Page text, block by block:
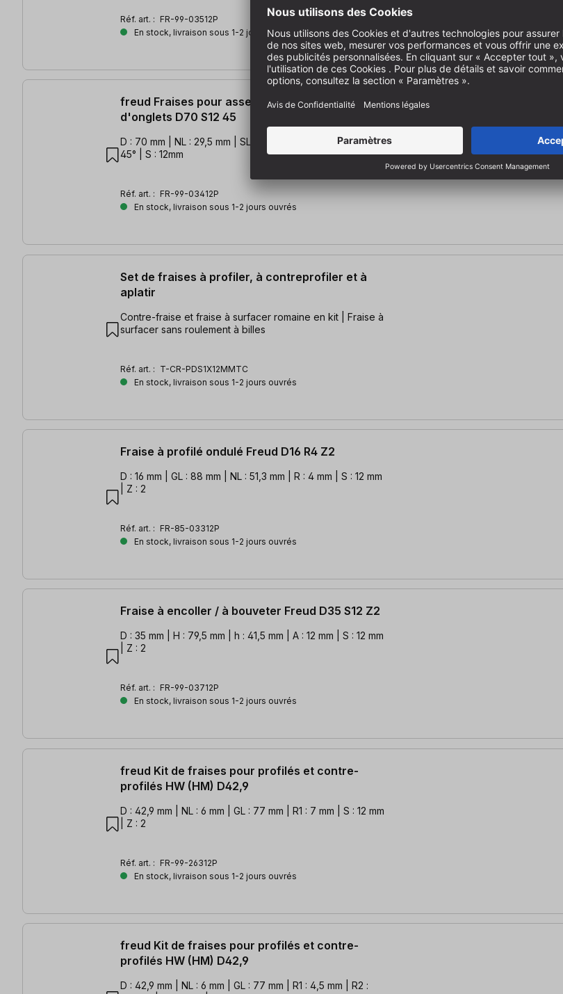
Réf. art. : FR-99-03512P
En stock, livraison sous 1-2 jours ouvrés
freud Fraises pour assemblage à coupe
d'onglets D70 S12 45
D : 70 mm | NL : 29,5 mm | SL : 38mm | GL : 67,5 mm | E :
45° | S : 12mm
Réf. art. : FR-99-03412P
En stock, livraison sous 1-2 jours ouvrés
Set de fraises à profiler, à contreprofiler et à
aplatir
Contre-fraise et fraise à surfacer romaine en kit | Fraise à
surfacer sans roulement à billes
Réf. art. : T-CR-PDS1X12MMTC
En stock, livraison sous 1-2 jours ouvrés
Fraise à profilé ondulé Freud D16 R4 Z2
D : 16 mm | GL : 88 mm | NL : 51,3 mm | R : 4 mm | S : 12 mm
| Z : 2
Réf. art. : FR-85-03312P
En stock, livraison sous 1-2 jours ouvrés
Fraise à encoller / à bouveter Freud D35 S12 Z2
D : 35 mm | H : 79,5 mm | h : 41,5 mm | A : 12 mm | S : 12 mm
| Z : 2
Réf. art. : FR-99-03712P
En stock, livraison sous 1-2 jours ouvrés
freud Kit de fraises pour profilés et contre-
profilés HW (HM) D42,9
D : 42,9 mm | NL : 6 mm | GL : 77 mm | R1 : 7 mm | S : 12 mm
| Z : 2
Réf. art. : FR-99-26312P
En stock, livraison sous 1-2 jours ouvrés
freud Kit de fraises pour profilés et contre-
profilés HW (HM) D42,9
D : 42,9 mm | NL : 6 mm | GL : 77 mm | R1 : 4,5 mm | R2 :